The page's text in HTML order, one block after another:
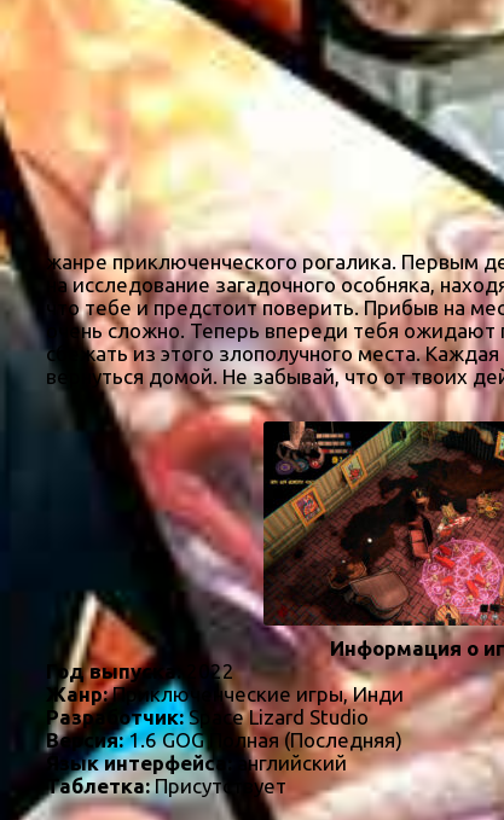
жанре приключенческого рогалика. Первым
на исследование загадочного особняка,
что тебе и предстоит поверить. Прибыв на
очень сложно. Теперь впереди тебя
сбежать из этого злополучного места.
вернуться домой. Не забывай, что от твоих
Информация о
Год выпуска:
2022
Жанр:Приключенческие игры, Инди
Разработчик:Space Lizard Studio
Версия:1.6 GOG Полная (Последняя)
Язык интерфейса:
английский
Таблетка:Присутствует